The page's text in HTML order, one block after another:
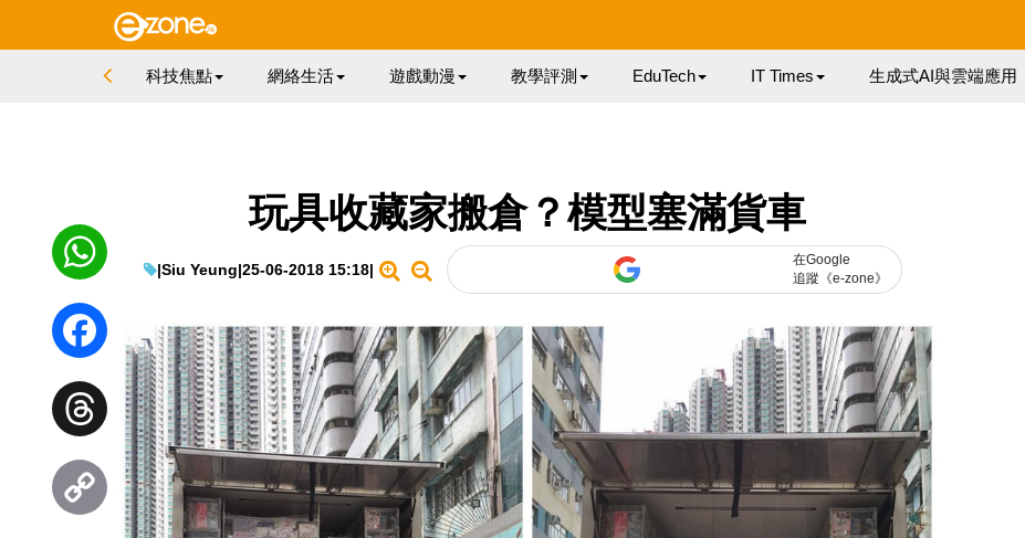
科技焦點 網絡生活 遊戲動漫 教學評測 EduTech IT Times 生成式AI與雲端應用
玩具收藏家搬倉？模型塞滿貨車
|Siu Yeung|25-06-2018 15:18|
在Google
追蹤《e-zone》
WhatsApp
Facebook
Threads